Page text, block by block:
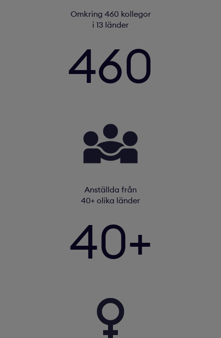
Omkring 460 kollegor
i 13 länder
460
Anställda från
40+ olika länder
40+